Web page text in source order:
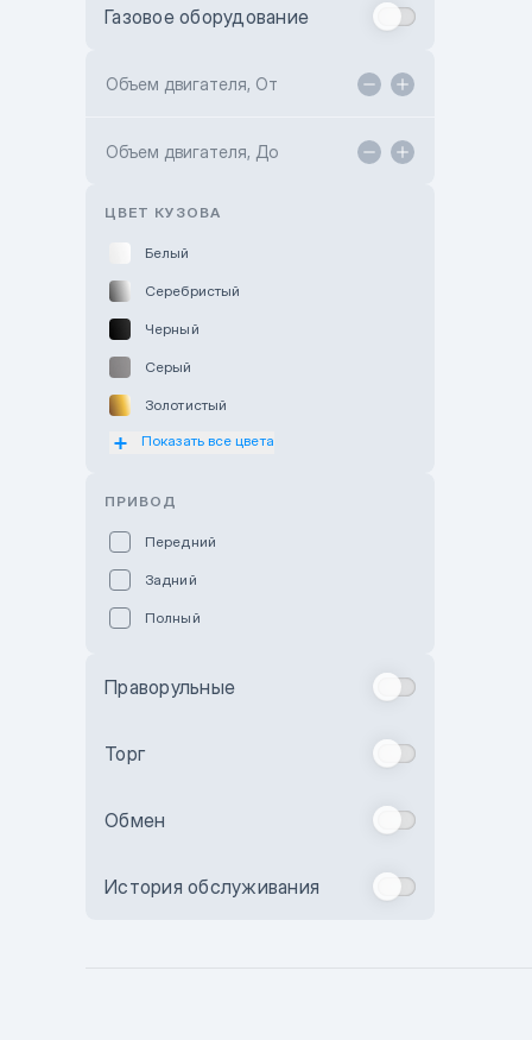
Toyota Kokshetau
Hyundai ShymCity
Газовое оборудование
Объем двигателя, От
Объем двигателя, До
ЦВЕТ КУЗОВА
Белый
Серебристый
Черный
Серый
Золотистый
Оранжевый
Бежевый
Комбинированный
Показать все цвета
ПРИВОД
Передний
Задний
Полный
Праворульные
Торг
Обмен
История обслуживания